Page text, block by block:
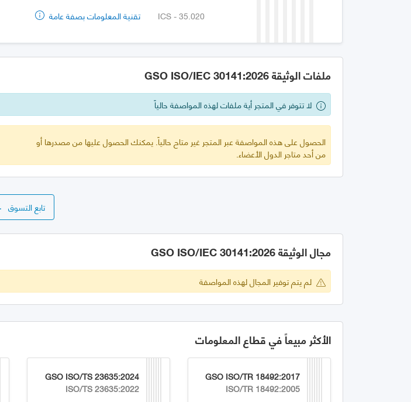
ICS - 35.020
تقنية المعلومات بصفة عامة
ملفات الوثيقة GSO ISO/IEC 30141:2026
لا تتوفر في المتجر أية ملفات لهذه المواصفة حالياً
الحصول على هذه المواصفة عبر المتجر غير متاح حالياً. يمكنك الحصول عليها من مصدرها أو
من أحد متاجر الدول الأعضاء.
تابع التسوق
مجال الوثيقة GSO ISO/IEC 30141:2026
لم يتم توفير المجال لهذه المواصفة
الأكثر مبيعاً في قطاع المعلومات
GSO ISO/TR 18492:2017
ISO/TR 18492:2005
GSO ISO/TS 23635:2024
ISO/TS 23635:2022